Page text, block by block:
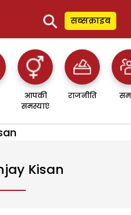
⚲ सब्सक्राइब
आपकी
समस्याएं
राजनीति
Kisan